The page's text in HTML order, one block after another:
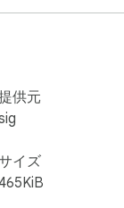
理
、ポッドキャス
く非表示にする
供元
イズ